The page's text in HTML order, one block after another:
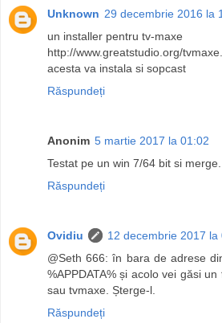
Unknown 29 decembrie 2016 la
un installer pentru tv-maxe
http://www.greatstudio.org/
acesta va instala si sopcast
Răspundeți
Anonim 5 martie 2017 la 01:02
Testat pe un win 7/64 bit si merge.
Răspundeți
Ovidiu
12 decembrie 2017 la
@Seth 666: în bara de adrese
%APPDATA% și acolo vei găsi
sau tvmaxe. Șterge-l.
Răspundeți